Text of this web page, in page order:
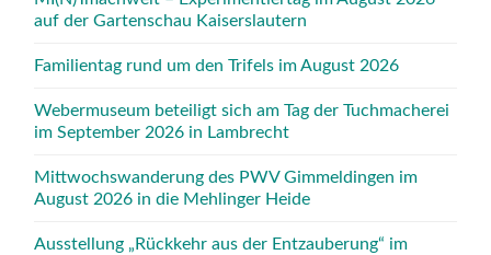
auf der Gartenschau Kaiserslautern
Familientag rund um den Trifels im August 2026
Webermuseum beteiligt sich am Tag der Tuchmacherei
im September 2026 in Lambrecht
Mittwochswanderung des PWV Gimmeldingen im
August 2026 in die Mehlinger Heide
Ausstellung „Rückkehr aus der Entzauberung“ im